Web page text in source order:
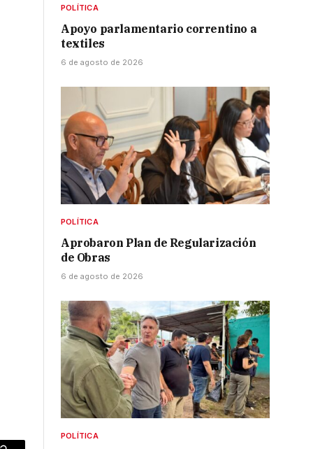
POLÍTICA
Apoyo parlamentario correntino a
textiles
6 de agosto de 2026
POLÍTICA
Aprobaron Plan de Regularización
de Obras
6 de agosto de 2026
POLÍTICA